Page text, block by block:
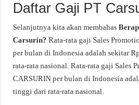
Daftar Gaji PT
Selanjutnya kita akan membahas
Carsurin?Rata-rata gaji Sales
per bulan di Indonesia adalah sekitar
rata-rata nasional. Rata-rata gaji Sales
CARSURIN per bulan di Indonesia
tinggi dari rata-rata nasional.